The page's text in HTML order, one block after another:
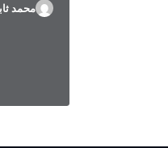
محمد